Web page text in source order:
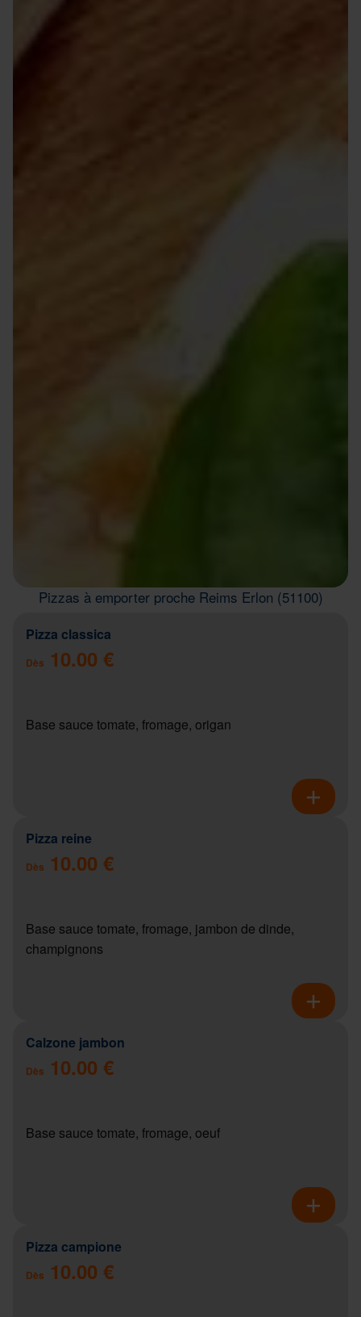
Pizzas à emporter proche Reims Erlon (51100)
Pizza classica
Dès 10.00 €
Base sauce tomate, fromage, origan
Pizza reine
Dès 10.00 €
Base sauce tomate, fromage, jambon de dinde,
champignons
Calzone jambon
Dès 10.00 €
Base sauce tomate, fromage, oeuf
Pizza campione
Dès 10.00 €